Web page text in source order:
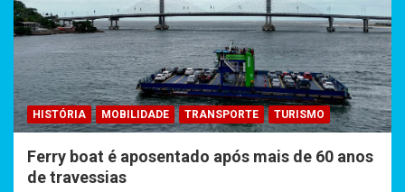
HISTÓRIA MOBILIDADE TRANSPORTE TURISMO
Ferry boat é aposentado após mais de 60 anos
de travessias